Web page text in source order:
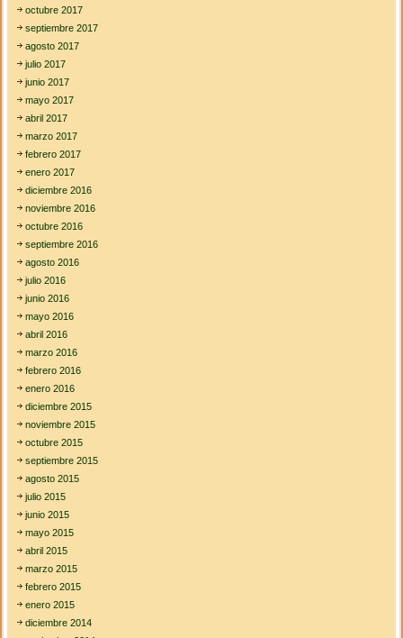
octubre 2017
septiembre 2017
agosto 2017
julio 2017
junio 2017
mayo 2017
abril 2017
marzo 2017
febrero 2017
enero 2017
diciembre 2016
noviembre 2016
octubre 2016
septiembre 2016
agosto 2016
julio 2016
junio 2016
mayo 2016
abril 2016
marzo 2016
febrero 2016
enero 2016
diciembre 2015
noviembre 2015
octubre 2015
septiembre 2015
agosto 2015
julio 2015
junio 2015
mayo 2015
abril 2015
marzo 2015
febrero 2015
enero 2015
diciembre 2014